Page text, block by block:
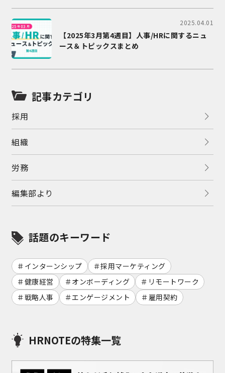
2025.04.01
【2025年3月第4週目】人事/HRに関するニュ
ース＆トピックスまとめ
記事カテゴリ
採用
組織
労務
編集部より
話題のキーワード
インターンシップ
採用マーケティング
健康経営
オンボーディング
リモートワーク
戦略人事
エンゲージメント 雇用契約
HRNOTEの特集一覧